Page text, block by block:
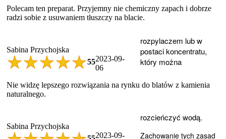
Polecam ten preparat. Przyjemny nie chemiczny zapach i dobrze
radzi sobie z usuwaniem tłuszczy na blacie.
Sabina Przychojska
552023-09-
06
Nie widzę lepszego rozwiązania na rynku do blatów z kamienia
naturalnego.
Sabina Przychojska
2023-09-
rozpylaczem lub w
postaci koncentratu,
który można
rozcieńczyć wodą.
Zachowanie tych zasad